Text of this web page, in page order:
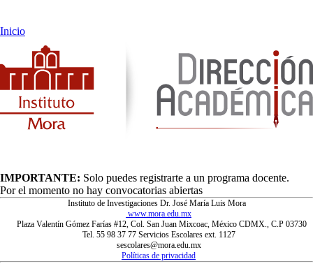
Inicio
IMPORTANTE: Solo puedes registrarte a un programa docente.
Por el momento no hay convocatorias abiertas
Instituto de Investigaciones Dr. José María Luis Mora
www.mora.edu.mx
Plaza Valentín Gómez Farías #12, Col. San Juan Mixcoac, México CDMX., C.P 03730
Tel. 55 98 37 77 Servicios Escolares ext. 1127
sescolares@mora.edu.mx
Políticas de privacidad